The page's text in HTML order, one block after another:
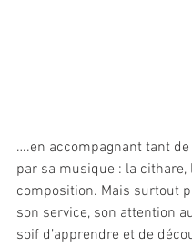
….en accompagnant tant
par sa musique : la cithare,
composition. Mais surtout
son service, son attention
soif d’apprendre et de